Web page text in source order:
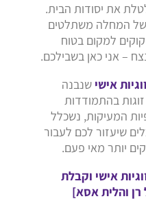
את יסודות הבית.
המחלה משתלטים
למקום בטוח
– אני כאן בשבילכם.
אישי שנבנה
בהתמודדות
המעיקות, נשכלל
שיעזור לכם לעבור
יותר מאי פעם.
אישי וקבלת
רן והלית אסא]